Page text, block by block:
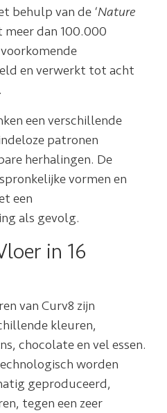
behulp van de ‘Nature
dan 100.000
en verwerkt tot acht
een verschillende
patronen
herhalingen. De
vormen en
een
als gevolg.
in 16
van Curv8 zijn
kleuren,
chocolate en vel essen.
worden
geproduceerd,
tegen een zeer